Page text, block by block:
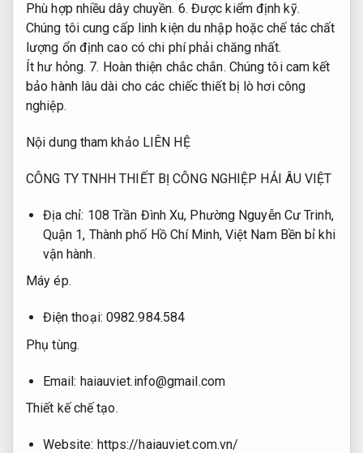
Phù hợp nhiều dây chuyền. 6. Được kiểm định kỹ.
Chúng tôi cung cấp linh kiện du nhập hoặc chế tác chất
lượng ổn định cao có chi phí phải chăng nhất.
Ít hư hỏng. 7. Hoàn thiện chắc chắn. Chúng tôi cam kết
bảo hành lâu dài cho các chiếc thiết bị lò hơi công
nghiệp.
Nội dung tham khảo LIÊN HỆ
CÔNG TY TNHH THIẾT BỊ CÔNG NGHIỆP HẢI ÂU VIỆT
Địa chỉ: 108 Trần Đình Xu, Phường Nguyễn Cư Trinh,
Quận 1, Thành phố Hồ Chí Minh, Việt Nam Bền bỉ khi
vận hành.
Máy ép.
Điện thoại: 0982.984.584
Phụ tùng.
Email: haiauviet.info@gmail.com
Thiết kế chế tạo.
Website: https://haiauviet.com.vn/